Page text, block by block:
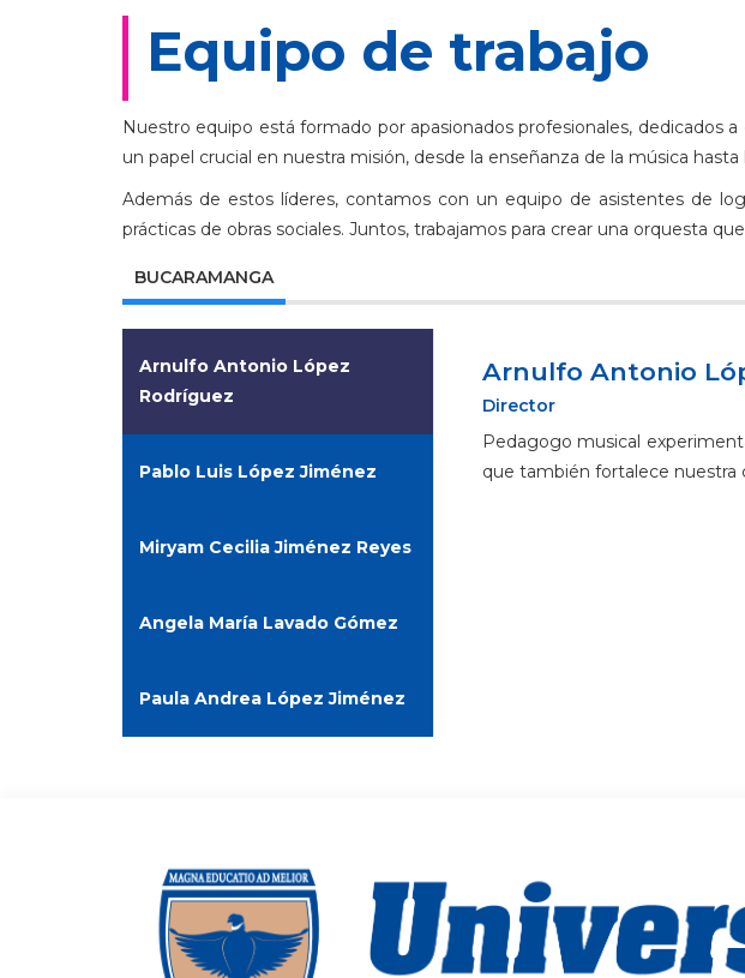
Equipo de trabajo
Nuestro equipo está formado por apasionados profesionales, dedicados
un papel crucial en nuestra misión, desde la enseñanza de la música
Además de estos líderes, contamos con un equipo de asistentes de
prácticas de obras sociales. Juntos, trabajamos para crear una orquesta
BUCARAMANGA
Arnulfo Antonio López
Rodríguez
Pablo Luis López Jiménez
Miryam Cecilia Jiménez Reyes
Angela María Lavado Gómez
Paula Andrea López Jiménez
Arnulfo Antonio
Director
Pedagogo musical
que también fortalece nuestra